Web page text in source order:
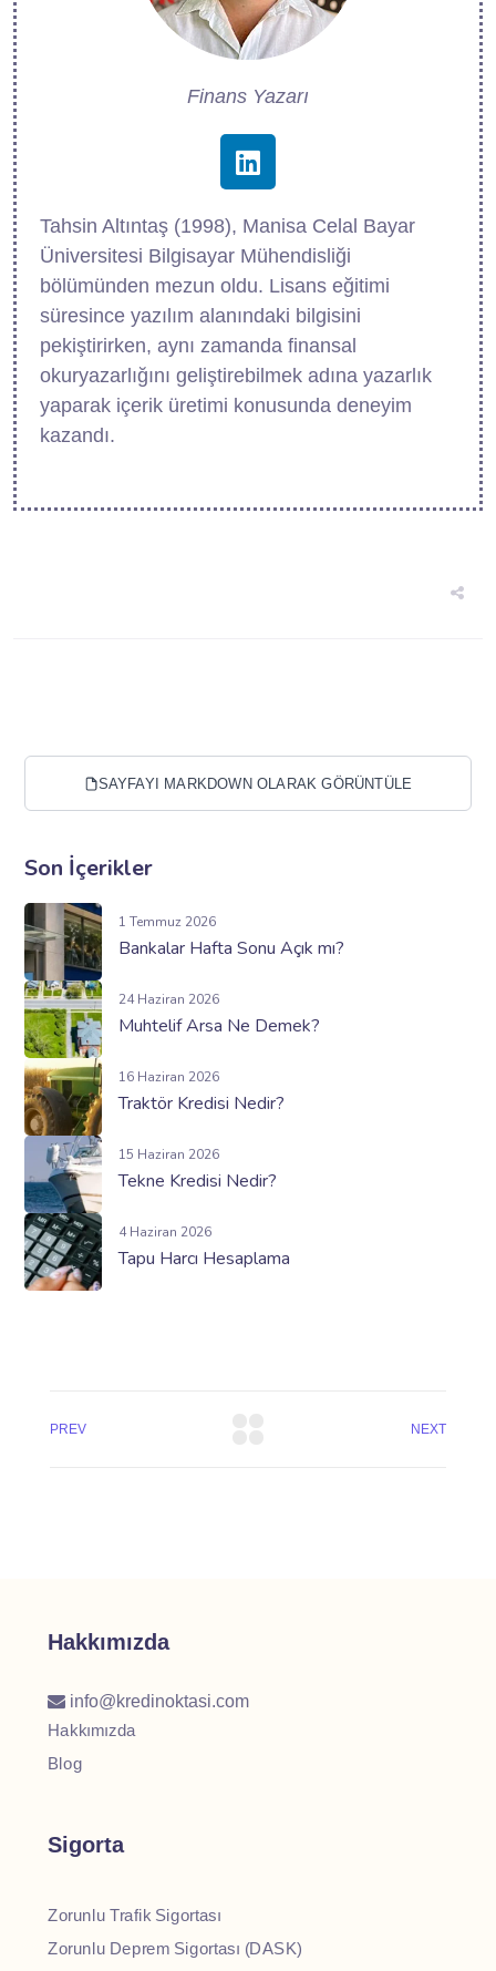
Finans Yazarı
Tahsin Altıntaş (1998), Manisa Celal Bayar
Üniversitesi Bilgisayar Mühendisliği
bölümünden mezun oldu. Lisans eğitimi
süresince yazılım alanındaki bilgisini
pekiştirirken, aynı zamanda finansal
okuryazarlığını geliştirebilmek adına yazarlık
yaparak içerik üretimi konusunda deneyim
kazandı.
SAYFAYI MARKDOWN OLARAK GÖRÜNTÜLE
Son İçerikler
1 Temmuz 2026
Bankalar Hafta Sonu Açık mı?
24 Haziran 2026
Muhtelif Arsa Ne Demek?
16 Haziran 2026
Traktör Kredisi Nedir?
15 Haziran 2026
Tekne Kredisi Nedir?
4 Haziran 2026
Tapu Harcı Hesaplama
PREV NEXT
Hakkımızda
info@kredinoktasi.com
Hakkımızda
Blog
Sigorta
Zorunlu Trafik Sigortası
Zorunlu Deprem Sigortası (DASK)